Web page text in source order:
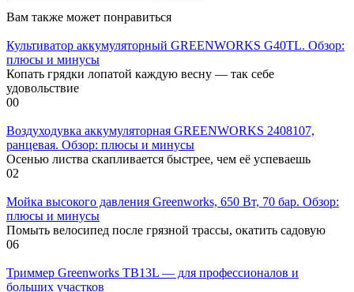
Вам также может понравиться
Культиватор аккумуляторный GREENWORKS G40TL. Обзор:
плюсы и минусы
Копать грядки лопатой каждую весну — так себе
удовольствие
00
Воздуходувка аккумуляторная GREENWORKS 2408107,
ранцевая. Обзор: плюсы и минусы
Осенью листва скапливается быстрее, чем её успеваешь
02
Мойка высокого давления Greenworks, 650 Вт, 70 бар. Обзор:
плюсы и минусы
Помыть велосипед после грязной трассы, окатить садовую
06
Триммер Greenworks TB13L — для профессионалов и
больших участков